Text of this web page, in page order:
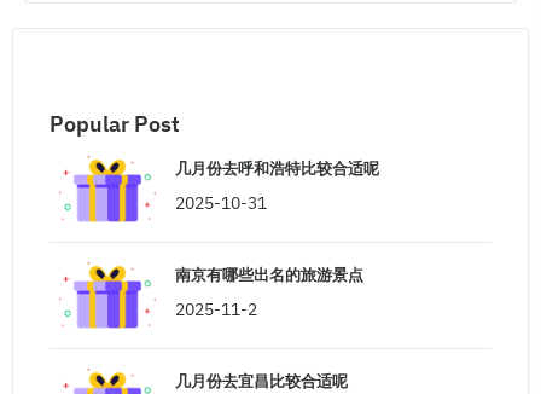
Popular Post
几月份去呼和浩特比较合适呢
2025-10-31
南京有哪些出名的旅游景点
2025-11-2
几月份去宜昌比较合适呢